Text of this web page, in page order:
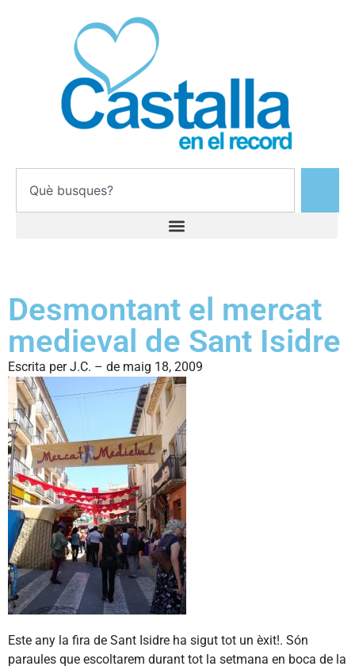
Desmontant el mercat
medieval de Sant Isidre
Escrita perJ.C. – de maig 18, 2009
Este any la fira de Sant Isidre ha sigut tot un èxit!. Són
paraules que escoltarem durant tot la setmana en boca de la